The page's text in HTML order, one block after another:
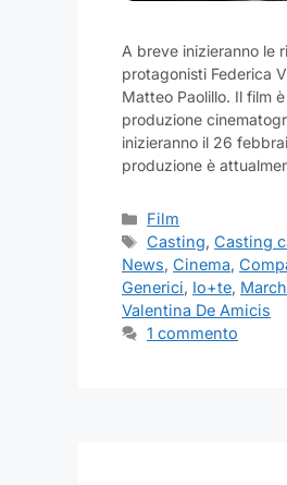
A breve inizieranno le
protagonisti Federica
Matteo Paolillo. Il film
produzione
inizieranno il 26
produzione è
Categorie
Film
Tag
Casting,Casting
News, Cinema,
Generici, Io+te,
Valentina De Amicis
1 commento